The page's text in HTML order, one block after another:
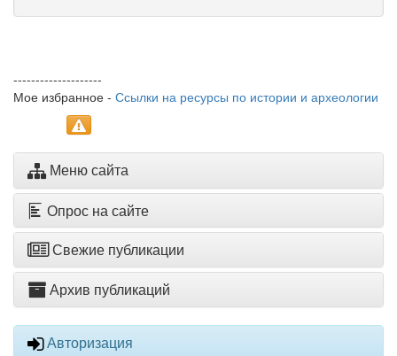
--------------------
Мое избранное - Ссылки на ресурсы по истории и археологии
Меню сайта
Опрос на сайте
Свежие публикации
Архив публикаций
Авторизация